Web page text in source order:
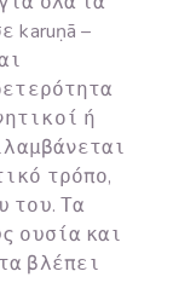
karuṇā –
ή
τρόπο,
του. Τα
ουσία και
βλέπει